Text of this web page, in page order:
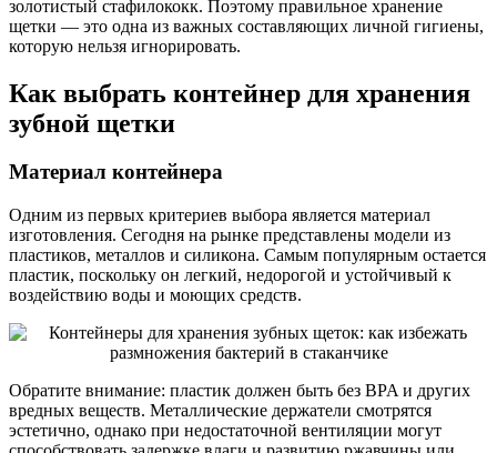
золотистый стафилококк. Поэтому правильное хранение
щетки — это одна из важных составляющих личной гигиены,
которую нельзя игнорировать.
Как выбрать контейнер для хранения
зубной щетки
Материал контейнера
Одним из первых критериев выбора является материал
изготовления. Сегодня на рынке представлены модели из
пластиков, металлов и силикона. Самым популярным остается
пластик, поскольку он легкий, недорогой и устойчивый к
воздействию воды и моющих средств.
Обратите внимание: пластик должен быть без BPA и других
вредных веществ. Металлические держатели смотрятся
эстетично, однако при недостаточной вентиляции могут